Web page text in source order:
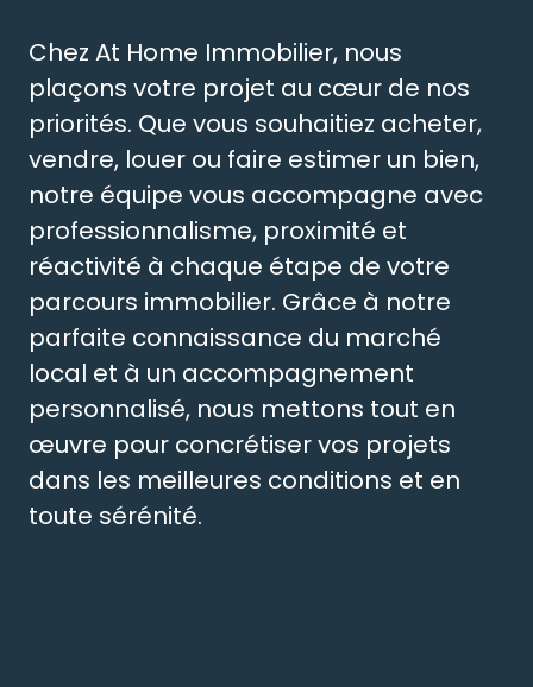
Chez At Home Immobilier, nous
plaçons votre projet au cœur de nos
priorités. Que vous souhaitiez acheter,
vendre, louer ou faire estimer un bien,
notre équipe vous accompagne avec
professionnalisme, proximité et
réactivité à chaque étape de votre
parcours immobilier. Grâce à notre
parfaite connaissance du marché
local et à un accompagnement
personnalisé, nous mettons tout en
œuvre pour concrétiser vos projets
dans les meilleures conditions et en
toute sérénité.